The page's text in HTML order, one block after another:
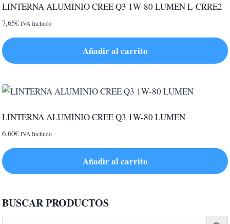
LINTERNA ALUMINIO CREE Q3 1W-80 LUMEN L-CRRE2
7,65€ IVA Incluido
Añadir al carrito
LINTERNA ALUMINIO CREE Q3 1W-80 LUMEN
6,60€ IVA Incluido
Añadir al carrito
BUSCAR PRODUCTOS